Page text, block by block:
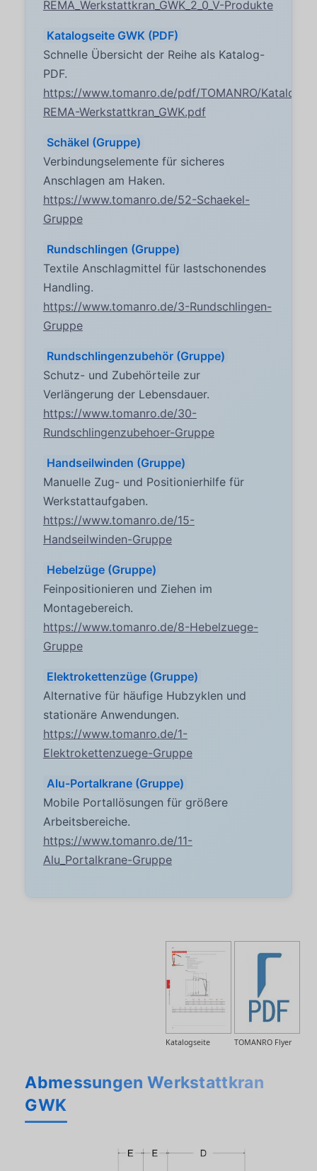
REMA_Werkstattkran_GWK_2_0_V-Produkte
Katalogseite GWK (PDF)
Schnelle Übersicht der Reihe als Katalog-
PDF.
https://www.tomanro.de/pdf/TOMANRO/
REMA-Werkstattkran_GWK.pdf
Schäkel (Gruppe)
Verbindungselemente für sicheres
Anschlagen am Haken.
https://www.tomanro.de/52-Schaekel-
Gruppe
Rundschlingen (Gruppe)
Textile Anschlagmittel für lastschonendes
Handling.
https://www.tomanro.de/3-Rundschlingen-
Gruppe
Rundschlingenzubehör (Gruppe)
Schutz- und Zubehörteile zur
Verlängerung der Lebensdauer.
https://www.tomanro.de/30-
Rundschlingenzubehoer-Gruppe
Handseilwinden (Gruppe)
Manuelle Zug- und Positionierhilfe für
Werkstattaufgaben.
https://www.tomanro.de/15-
Handseilwinden-Gruppe
Hebelzüge (Gruppe)
Feinpositionieren und Ziehen im
Montagebereich.
https://www.tomanro.de/8-Hebelzuege-
Gruppe
Elektrokettenzüge (Gruppe)
Alternative für häufige Hubzyklen und
stationäre Anwendungen.
https://www.tomanro.de/1-
Elektrokettenzuege-Gruppe
Alu-Portalkrane (Gruppe)
Mobile Portallösungen für größere
Arbeitsbereiche.
https://www.tomanro.de/11-
Alu_Portalkrane-Gruppe
TOMANRO Flyer
Katalogseite
Abmessungen Werkstattkran
GWK